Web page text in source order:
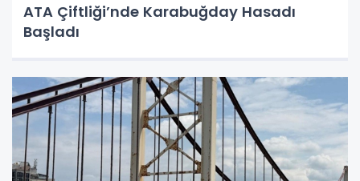
ATA Çiftliği’nde Karabuğday Hasadı
Başladı